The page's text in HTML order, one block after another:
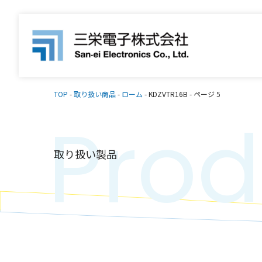
TOP -取り扱い商品- ローム -KDZVTR16B - ページ 5
取り扱い製品